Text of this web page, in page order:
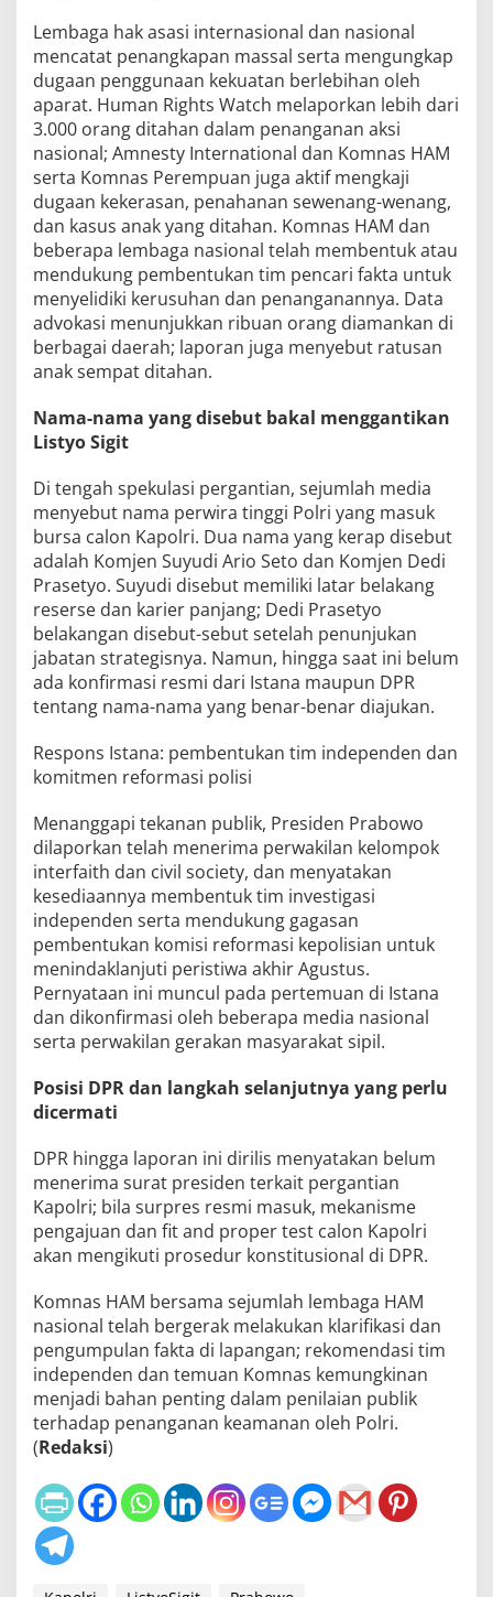
Lembaga hak asasi internasional dan nasional
mencatat penangkapan massal serta mengungkap
dugaan penggunaan kekuatan berlebihan oleh
aparat. Human Rights Watch melaporkan lebih dari
3.000 orang ditahan dalam penanganan aksi
nasional; Amnesty International dan Komnas HAM
serta Komnas Perempuan juga aktif mengkaji
dugaan kekerasan, penahanan sewenang-wenang,
dan kasus anak yang ditahan. Komnas HAM dan
beberapa lembaga nasional telah membentuk atau
mendukung pembentukan tim pencari fakta untuk
menyelidiki kerusuhan dan penanganannya. Data
advokasi menunjukkan ribuan orang diamankan di
berbagai daerah; laporan juga menyebut ratusan
anak sempat ditahan.
Nama-nama yang disebut bakal menggantikan
Listyo Sigit
Di tengah spekulasi pergantian, sejumlah media
menyebut nama perwira tinggi Polri yang masuk
bursa calon Kapolri. Dua nama yang kerap disebut
adalah Komjen Suyudi Ario Seto dan Komjen Dedi
Prasetyo. Suyudi disebut memiliki latar belakang
reserse dan karier panjang; Dedi Prasetyo
belakangan disebut-sebut setelah penunjukan
jabatan strategisnya. Namun, hingga saat ini belum
ada konfirmasi resmi dari Istana maupun DPR
tentang nama-nama yang benar-benar diajukan.
Respons Istana: pembentukan tim independen dan
komitmen reformasi polisi
Menanggapi tekanan publik, Presiden Prabowo
dilaporkan telah menerima perwakilan kelompok
interfaith dan civil society, dan menyatakan
kesediaannya membentuk tim investigasi
independen serta mendukung gagasan
pembentukan komisi reformasi kepolisian untuk
menindaklanjuti peristiwa akhir Agustus.
Pernyataan ini muncul pada pertemuan di Istana
dan dikonfirmasi oleh beberapa media nasional
serta perwakilan gerakan masyarakat sipil.
Posisi DPR dan langkah selanjutnya yang perlu
dicermati
DPR hingga laporan ini dirilis menyatakan belum
menerima surat presiden terkait pergantian
Kapolri; bila surpres resmi masuk, mekanisme
pengajuan dan fit and proper test calon Kapolri
akan mengikuti prosedur konstitusional di DPR.
Komnas HAM bersama sejumlah lembaga HAM
nasional telah bergerak melakukan klarifikasi dan
pengumpulan fakta di lapangan; rekomendasi tim
independen dan temuan Komnas kemungkinan
menjadi bahan penting dalam penilaian publik
terhadap penanganan keamanan oleh Polri.
(Redaksi)